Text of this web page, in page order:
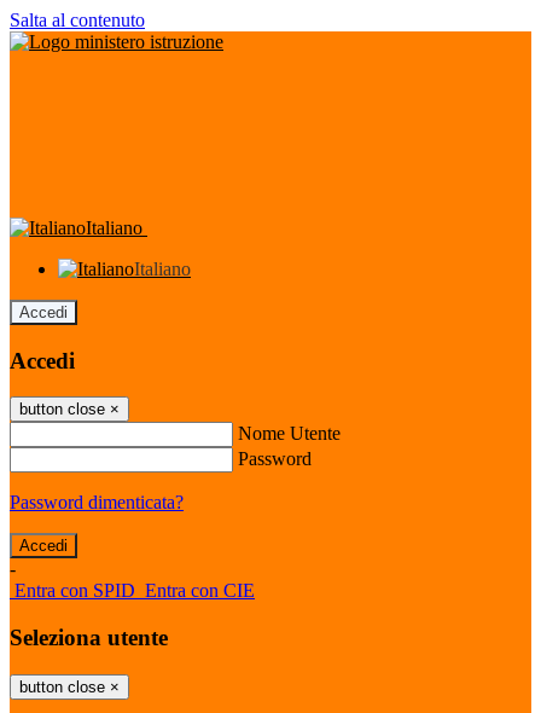
Salta al contenuto
Italiano
Italiano
Accedi
Accedi
button close ×
Nome Utente
Password
Password dimenticata?
-
Entra con SPID Entra con CIE
Seleziona utente
button close ×